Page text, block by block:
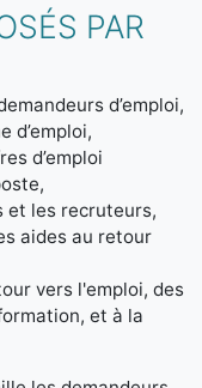
PAR
d’emploi,
d’emploi,
d’emploi
et les recruteurs,
aides au retour
vers l'emploi, des
et à la